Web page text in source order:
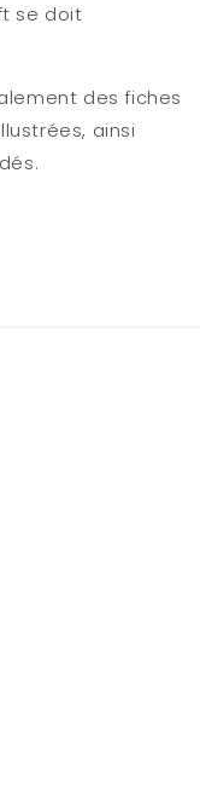
se doit
des fiches
ainsi